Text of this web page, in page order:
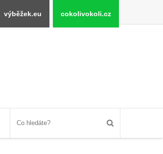
výběžek.eu cokolivokoli.cz